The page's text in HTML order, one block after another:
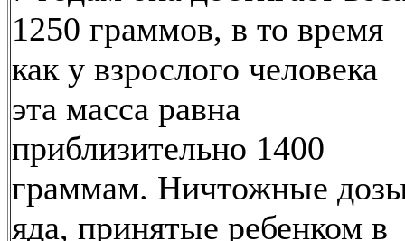
1250 граммов, в то время
как у взрослого человека
эта масса равна
приблизительно 1400
граммам. Ничтожные
яда, принятые ребенком в